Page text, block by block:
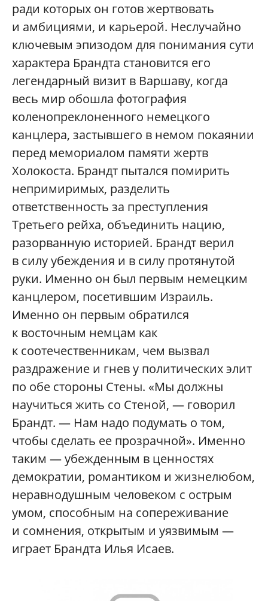
ради которых он готов жертвовать
и амбициями, и карьерой. Неслучайно
ключевым эпизодом для понимания сути
характера Брандта становится его
легендарный визит в Варшаву, когда
весь мир обошла фотография
коленопреклоненного немецкого
канцлера, застывшего в немом покаянии
перед мемориалом памяти жертв
Холокоста. Брандт пытался помирить
непримиримых, разделить
ответственность за преступления
Третьего рейха, объединить нацию,
разорванную историей. Брандт верил
в силу убеждения и в силу протянутой
руки. Именно он был первым немецким
канцлером, посетившим Израиль.
Именно он первым обратился
к восточным немцам как
к соотечественникам, чем вызвал
раздражение и гнев у политических элит
по обе стороны Стены. «Мы должны
научиться жить со Стеной, — говорил
Брандт. — Нам надо подумать о том,
чтобы сделать ее прозрачной». Именно
таким — убежденным в ценностях
демократии, романтиком и жизнелюбом,
неравнодушным человеком с острым
умом, способным на сопереживание
и сомнения, открытым и уязвимым —
играет Брандта Илья Исаев.